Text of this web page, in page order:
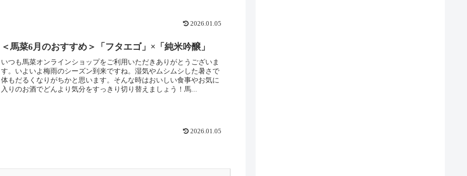
2026.01.05
＜馬菜6月のおすすめ＞「フタエゴ」×「純米吟醸」
いつも馬菜オンラインショップをご利用いただきありがとうございま
す。いよいよ梅雨のシーズン到来ですね。湿気やムシムシした暑さで
体もだるくなりがちかと思います。そんな時はおいしい食事やお気に
入りのお酒でどんより気分をすっきり切り替えましょう！馬...
2026.01.05